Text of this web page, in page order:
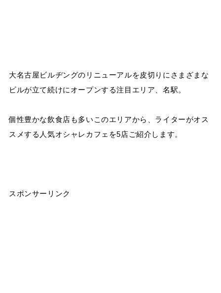
大名古屋ビルヂングのリニューアルを皮切りにさまざまな
ビルが立て続けにオープンする注目エリア、名駅。
個性豊かな飲食店も多いこのエリアから、ライターがオス
スメする人気オシャレカフェを5店ご紹介します。
スポンサーリンク